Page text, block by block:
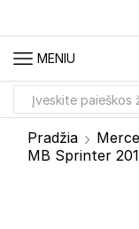
MENIU
Pradžia
MB Sprinter